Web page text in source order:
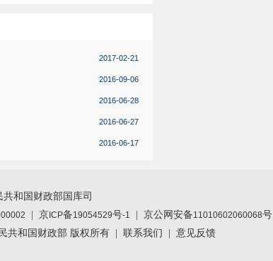
2017-02-21
2016-09-06
2016-06-28
2016-06-27
2016-06-17
和国财政部国库司
京 ICP备19054529号-1 | 京公网安备11010602060068号
共和国财政部 版权所有 | 联系我们 意见反馈